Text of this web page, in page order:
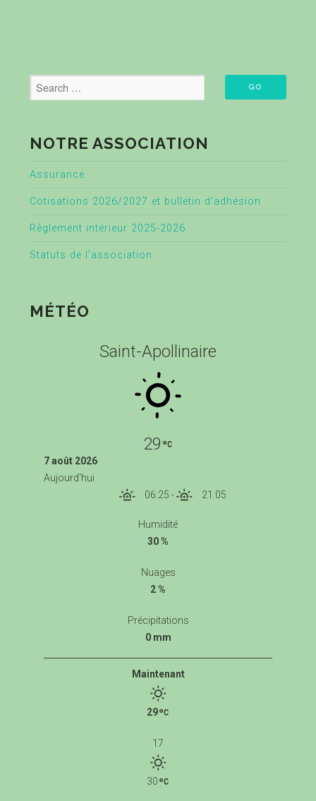
NOTRE ASSOCIATION
Assurance
Cotisations 2026/2027 et bulletin d’adhésion
Règlement intérieur 2025-2026
Statuts de l’association
MÉTÉO
Saint-Apollinaire
29
7 août 2026
Aujourd'hui
06:25 - 21:05
Humidité
30 %
Nuages
2 %
Précipitations
0 mm
Maintenant
29
17
30